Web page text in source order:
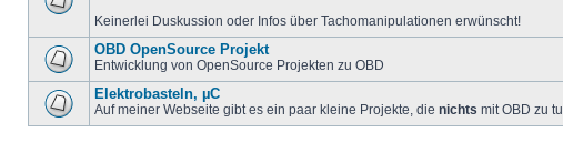
Keinerlei Duskussion oder Infos über Tachomanipulationen erwünscht!
OBD OpenSource Projekt
Entwicklung von OpenSource Projekten zu OBD
Elektrobasteln, µC
Auf meiner Webseite gibt es ein paar kleine Projekte, die nichts mit OBD zu